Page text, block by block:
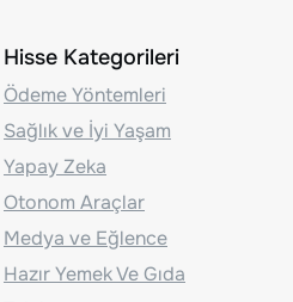
Hisse Kategorileri
Ödeme Yöntemleri
Sağlık ve İyi Yaşam
Yapay Zeka
Otonom Araçlar
Medya ve Eğlence
Hazır Yemek Ve Gıda